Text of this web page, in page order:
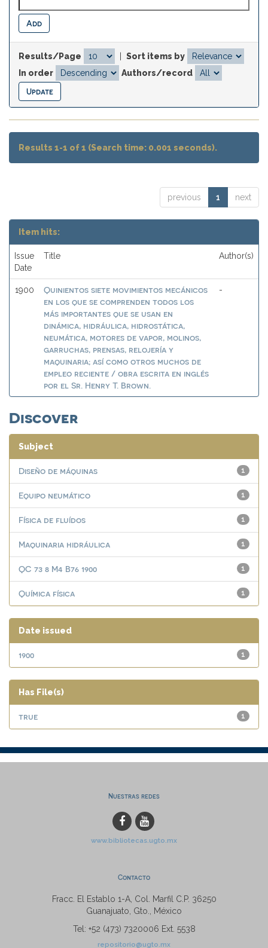
Results/Page
Sort items by
In order
Authors/record
Results 1-1 of 1 (Search time: 0.001 seconds).
previous 1 next
Item hits:
Issue
Date
Title Author(s)
1900
Quinientos siete movimientos mecánicos
en los que se comprenden todos los
más importantes que se usan en
dinámica, hidráulica, hidrostática,
neumática, motores de vapor, molinos,
garruchas, prensas, relojería y
maquinaria; así como otros muchos de
empleo reciente / obra escrita en inglés
por el Sr. Henry T. Brown.
-
Discover
Subject
1
Diseño de máquinas
1
Equipo neumático
1
Física de fluídos
1
Maquinaria hidráulica
1
QC 73 8 M4 B76 1900
1
Química física
Date issued
1
1900
Has File(s)
1
true
Nuestras redes
www.bibliotecas.ugto.mx
Contacto
Fracc. El Establo 1-A, Col. Marfil C.P. 36250
Guanajuato, Gto., México
Tel: +52 (473) 7320006 Ext. 5538
repositorio@ugto.mx